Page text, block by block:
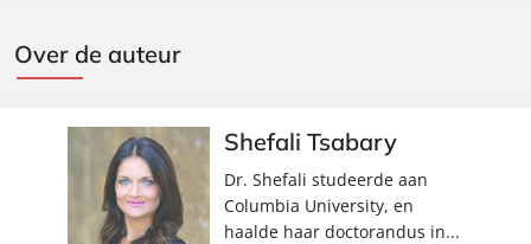
Over de auteur
Shefali Tsabary
Dr. Shefali studeerde aan
Columbia University, en
haalde haar doctorandus in...